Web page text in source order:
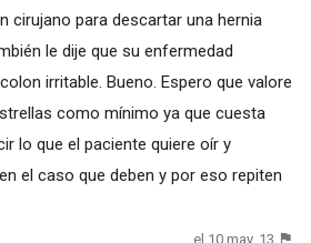
cirujano para descartar una hernia
le dije que su enfermedad
irritable. Bueno. Espero que valore
como mínimo ya que cuesta
lo que el paciente quiere oír y
el caso que deben y por eso repiten
el 10 may. 13